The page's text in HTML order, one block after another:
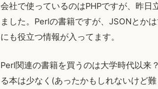
会社で使っているのはPHPですが、昨
ました。Perlの書籍ですが、JSONとか
にも役立つ情報が入ってます。
Perl関連の書籍を買うのは大学時代以来
る本は少なく(あったかもしれないけど